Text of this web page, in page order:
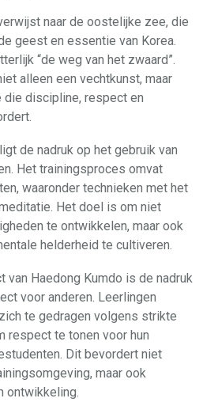
naar de oostelijke zee, die
geest en essentie van Korea.
“de weg van het zwaard”.
alleen een vechtkunst, maar
discipline, respect en
de nadruk op het gebruik van
Het trainingsproces omvat
waaronder technieken met het
Het doel is om niet
te ontwikkelen, maar ook
helderheid te cultiveren.
van Haedong Kumdo is de nadruk
voor anderen. Leerlingen
te gedragen volgens strikte
respect te tonen voor hun
Dit bevordert niet
maar ook
ontwikkeling.